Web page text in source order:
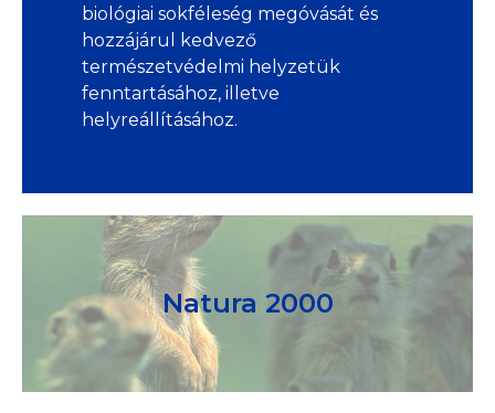
biológiai sokféleség megóvását és
hozzájárul kedvező
természetvédelmi helyzetük
fenntartásához, illetve
helyreállításához.
Natura 2000